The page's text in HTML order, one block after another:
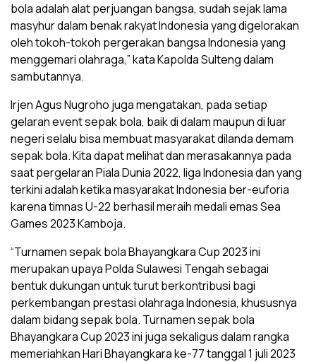
bola adalah alat perjuangan bangsa, sudah sejak lama
masyhur dalam benak rakyat Indonesia yang digelorakan
oleh tokoh-tokoh pergerakan bangsa Indonesia yang
menggemari olahraga,” kata Kapolda Sulteng dalam
sambutannya.
Irjen Agus Nugroho juga mengatakan, pada setiap
gelaran event sepak bola, baik di dalam maupun di luar
negeri selalu bisa membuat masyarakat dilanda demam
sepak bola. Kita dapat melihat dan merasakannya pada
saat pergelaran Piala Dunia 2022, liga Indonesia dan yang
terkini adalah ketika masyarakat Indonesia ber-euforia
karena timnas U-22 berhasil meraih medali emas Sea
Games 2023 Kamboja.
“Turnamen sepak bola Bhayangkara Cup 2023 ini
merupakan upaya Polda Sulawesi Tengah sebagai
bentuk dukungan untuk turut berkontribusi bagi
perkembangan prestasi olahraga Indonesia, khususnya
dalam bidang sepak bola. Turnamen sepak bola
Bhayangkara Cup 2023 ini juga sekaligus dalam rangka
memeriahkan Hari Bhayangkara ke-77 tanggal 1 juli 2023